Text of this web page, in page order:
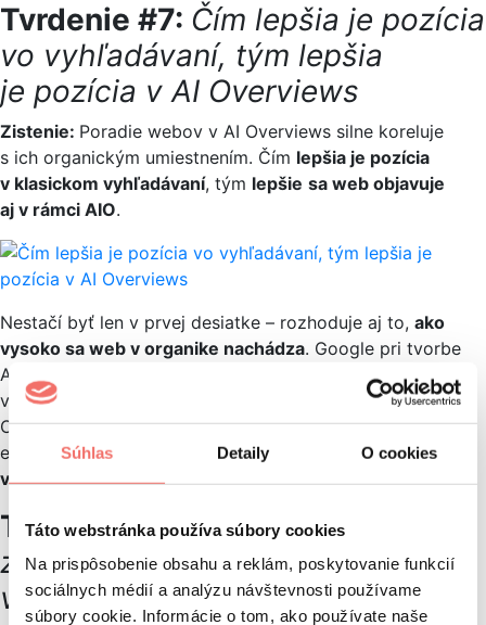
Súhlas Detaily O cookies
Táto webstránka používa súbory cookies
Na prispôsobenie obsahu a reklám, poskytovanie funkcií
sociálnych médií a analýzu návštevnosti používame
súbory cookie. Informácie o tom, ako používate naše
Tvrdenie #7: Čím lepšia je pozícia
vo vyhľadávaní, tým lepšia
je pozícia v AI Overviews
Zistenie: Poradie webov v AI Overviews silne koreluje
s ich organickým umiestnením. Čím lepšia je pozícia
v klasickom vyhľadávaní, tým lepšie sa web objavuje
aj v rámci AIO.
Nestačí byť len v prvej desiatke – rozhoduje aj to, ako
vysoko sa web v organike nachádza. Google pri tvorbe
AIO výrazne vychádza z výsledkov klasického
vyhľadávania. Pre značky to znamená jasný signál: AI
Overviews nie je úplne nový svet, len rozšírenie toho
existujúceho –
kto dominuje v SERP-e, má výhodu aj v AI
výstupoch.
Tvrdenie #8:AI Overviews
zobrazujú aj zdroje mimo top 10
výsledkov